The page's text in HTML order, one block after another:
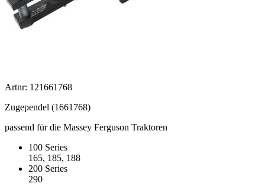
Artnr: 121661768
Zugependel (1661768)
passend für die Massey Ferguson Traktoren
100 Series
165, 185, 188
200 Series
290